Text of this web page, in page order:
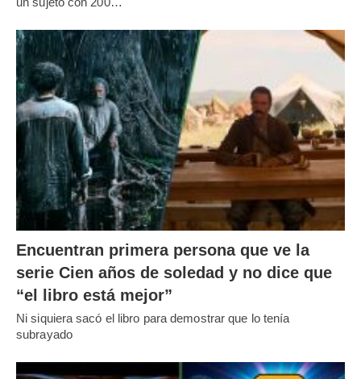
Encuentran primera persona que ve la
serie Cien años de soledad y no dice que
“el libro está mejor”
Ni siquiera sacó el libro para demostrar que lo tenía
subrayado